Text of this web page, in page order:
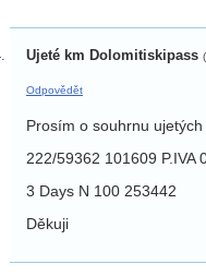
Ujeté km Dolomitiskipass
Odpovědět
Prosím o souhrnu
222/59362 101609 P.IVA
3 Days N 100 253442
Děkuji